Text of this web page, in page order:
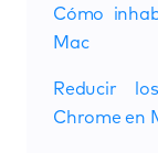
Cómo
Mac
Reducir
Chrome en